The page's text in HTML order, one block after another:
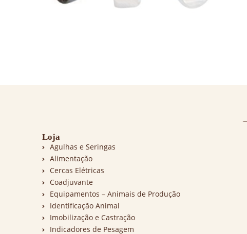
Loja
Agulhas e Seringas
Alimentação
Cercas Elétricas
Coadjuvante
Equipamentos – Animais de Produção
Identificação Animal
Imobilização e Castração
Indicadores de Pesagem